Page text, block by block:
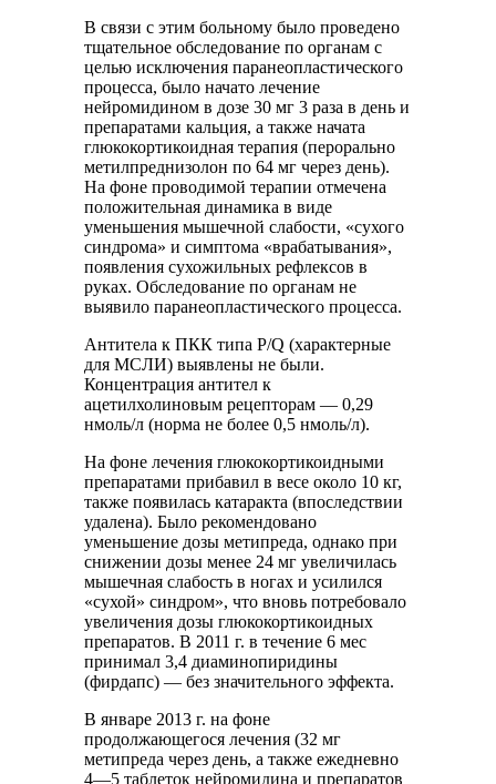
В связи с этим больному было проведено
тщательное обследование по органам с
целью исключения паранеопластического
процесса, было начато лечение
нейромидином в дозе 30 мг 3 раза в день и
препаратами кальция, а также начата
глюкокортикоидная терапия (перорально
метилпреднизолон по 64 мг через день).
На фоне проводимой терапии отмечена
положительная динамика в виде
уменьшения мышечной слабости, «сухого
синдрома» и симптома «врабатывания»,
появления сухожильных рефлексов в
руках. Обследование по органам не
выявило паранеопластического процесса.
Антитела к ПКК типа P/Q (характерные
для МСЛИ) выявлены не были.
Концентрация антител к
ацетилхолиновым рецепторам — 0,29
нмоль/л (норма не более 0,5 нмоль/л).
На фоне лечения глюкокортикоидными
препаратами прибавил в весе около 10 кг,
также появилась катаракта (впоследствии
удалена). Было рекомендовано
уменьшение дозы метипреда, однако при
снижении дозы менее 24 мг увеличилась
мышечная слабость в ногах и усилился
«сухой» синдром», что вновь потребовало
увеличения дозы глюкокортикоидных
препаратов. В 2011 г. в течение 6 мес
принимал 3,4 диаминопиридины
(фирдапс) — без значительного эффекта.
В январе 2013 г. на фоне
продолжающегося лечения (32 мг
метипреда через день, а также ежедневно
4—5 таблеток нейромидина и препаратов